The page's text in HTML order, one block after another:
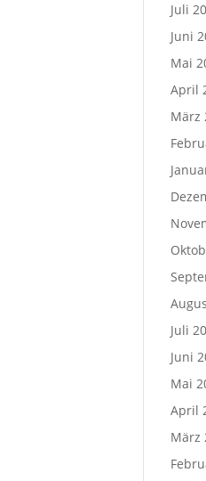
Juli
Juni
Mai
April
März
Juli
Juni
Mai
April
März